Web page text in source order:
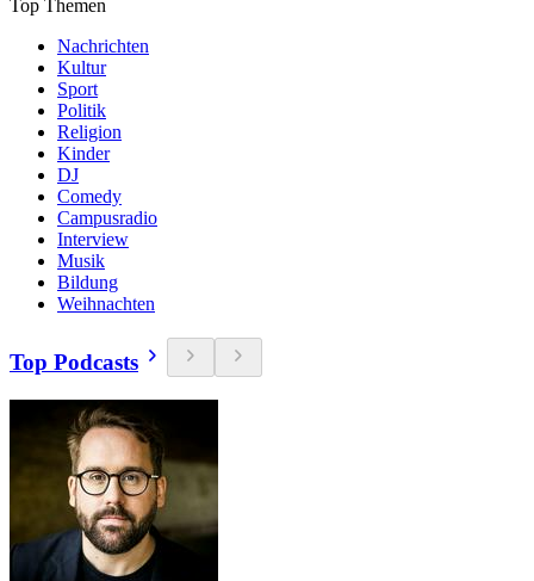
Top Themen
Nachrichten
Kultur
Sport
Politik
Religion
Kinder
DJ
Comedy
Campusradio
Interview
Musik
Bildung
Weihnachten
Top Podcasts